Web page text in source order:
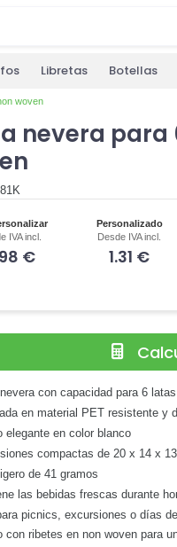
Libretas Botellas
woven
nevera
IVA incl.
€
Personalizado
Desde IVA incl.
1.31 €
con capacidad para 6 latas
en material PET resistente y
elegante en color blanco
compactas de 20 x 14 x
de 41 gramos
las bebidas frescas durante
picnics, excursiones o días
con ribetes en non woven para